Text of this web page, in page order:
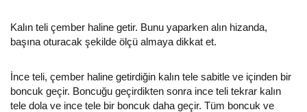
Kalın teli çember haline getir. Bunu yaparken alın hizanda,
başına oturacak şekilde ölçü almaya dikkat et.
İnce teli, çember haline getirdiğin kalın tele sabitle ve içinden bir
boncuk geçir. Boncuğu geçirdikten sonra ince teli tekrar kalın
tele dola ve ince tele bir boncuk daha geçir. Tüm boncuk ve